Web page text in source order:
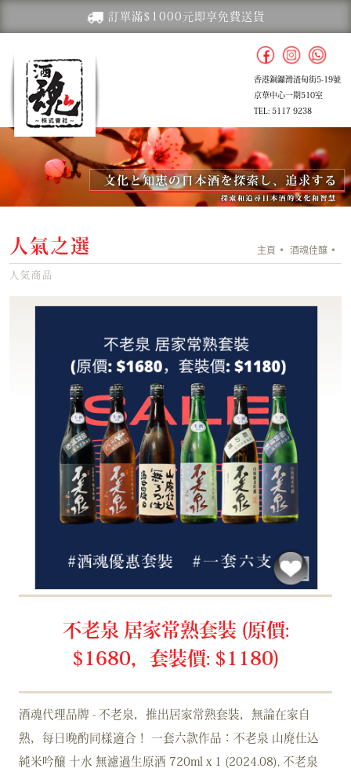
訂單滿$1000元即享免費送貨
香港銅鑼灣渣甸街5-19號
京華中心一期510室
TEL: 5117 9238
人氣之選 主頁 酒魂佳釀
人気商品
不老泉 居家常熟套裝 (原價:
$1680，套裝價: $1180)
酒魂代理品牌 - 不老泉，推出居家常熟套裝，無論在家自
熟，每日晚酌同樣適合！ 一套六款作品：不老泉 山廃仕込
純米吟醸 十水 無濾過生原酒 720ml x 1 (2024.08), 不老泉